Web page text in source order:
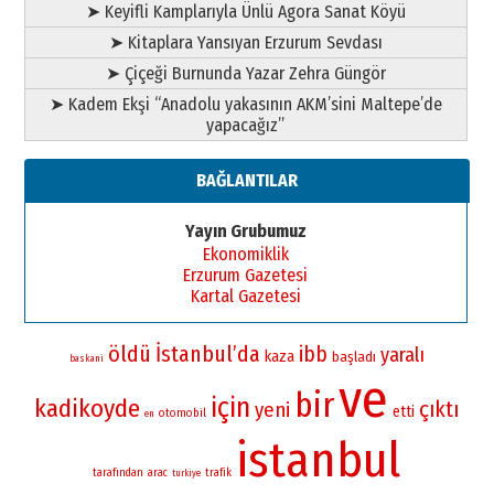
➤ Keyifli Kamplarıyla Ünlü Agora Sanat Köyü
➤ Kitaplara Yansıyan Erzurum Sevdası
➤ Çiçeği Burnunda Yazar Zehra Güngör
➤ Kadem Ekşi “Anadolu yakasının AKM’sini Maltepe’de
yapacağız”
BAĞLANTILAR
Yayın Grubumuz
Ekonomiklik
Erzurum Gazetesi
Kartal Gazetesi
baskani öldü İstanbul’da kaza ibb başladı yaralı
kadikoyde en otomobil için yeni birve etti çıktı
tarafından arac turkiye trafik istanbul